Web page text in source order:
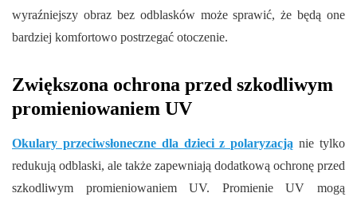
wyraźniejszy obraz bez odblasków może sprawić, że będą one
bardziej komfortowo postrzegać otoczenie.
Zwiększona ochrona przed szkodliwym
promieniowaniem UV
Okulary przeciwsłoneczne dla dzieci z polaryzacją nie tylko
redukują odblaski, ale także zapewniają dodatkową ochronę przed
szkodliwym promieniowaniem UV. Promienie UV mogą